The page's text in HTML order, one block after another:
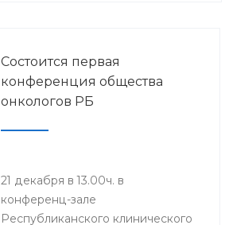
Состоится первая
конференция общества
онкологов РБ
21 декабря в 13.00ч. в
конференц-зале
Республиканского клинического